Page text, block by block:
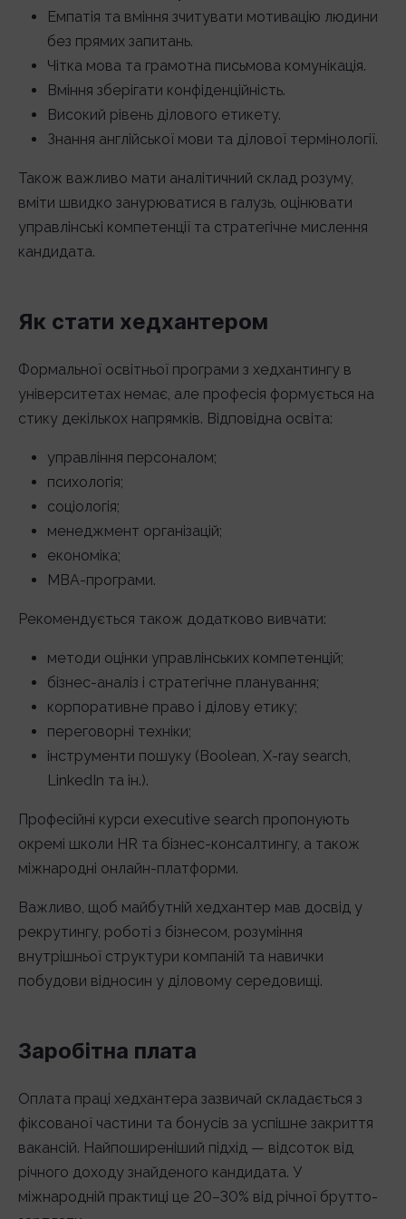
Емпатія та вміння зчитувати мотивацію людини
без прямих запитань.
Чітка мова та грамотна письмова комунікація.
Вміння зберігати конфіденційність.
Високий рівень ділового етикету.
Знання англійської мови та ділової термінології.
Також важливо мати аналітичний склад розуму,
вміти швидко занурюватися в галузь, оцінювати
управлінські компетенції та стратегічне мислення
кандидата.
Як стати хедхантером
Формальної освітньої програми з хедхантингу в
університетах немає, але професія формується на
стику декількох напрямків. Відповідна освіта:
управління персоналом;
психологія;
соціологія;
менеджмент організацій;
економіка;
MBA-програми.
Рекомендується також додатково вивчати:
методи оцінки управлінських компетенцій;
бізнес-аналіз і стратегічне планування;
корпоративне право і ділову етику;
переговорні техніки;
інструменти пошуку (Boolean, X-ray search,
LinkedIn та ін.).
Професійні курси executive search пропонують
окремі школи HR та бізнес-консалтингу, а також
міжнародні онлайн-платформи.
Важливо, щоб майбутній хедхантер мав досвід у
рекрутингу, роботі з бізнесом, розуміння
внутрішньої структури компаній та навички
побудови відносин у діловому середовищі.
Заробітна плата
Оплата праці хедхантера зазвичай складається з
фіксованої частини та бонусів за успішне закриття
вакансій. Найпоширеніший підхід — відсоток від
річного доходу знайденого кандидата. У
міжнародній практиці це 20–30% від річної брутто-